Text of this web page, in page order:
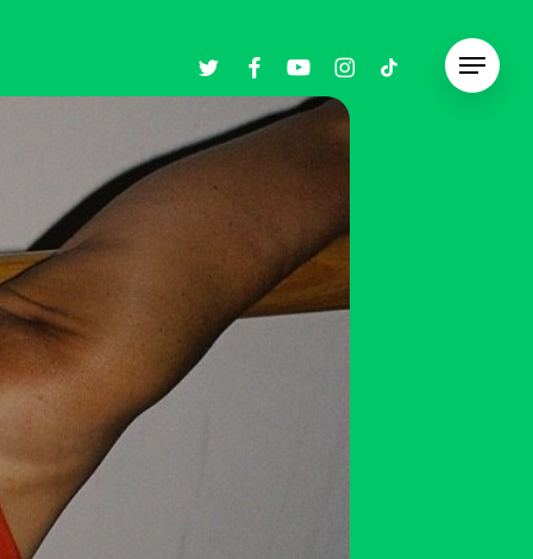
twitterfacebookyoutubeinstagram
tiktok Menu